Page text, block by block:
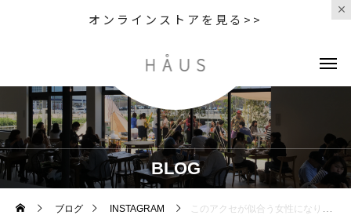
オンラインストアを見る>>
BLOG
ブログ INSTAGRAM このアクセが似合う女性になりたい